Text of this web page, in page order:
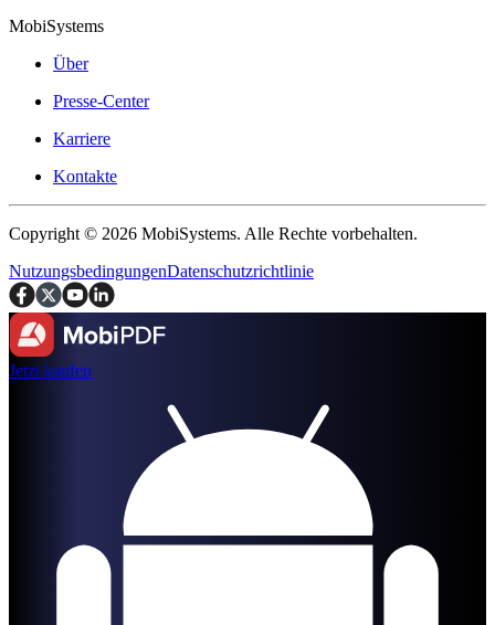
MobiSystems
Über
Presse-Center
Karriere
Kontakte
Copyright © 2026 MobiSystems. Alle Rechte vorbehalten.
NutzungsbedingungenDatenschutzrichtlinie
Jetzt kaufen